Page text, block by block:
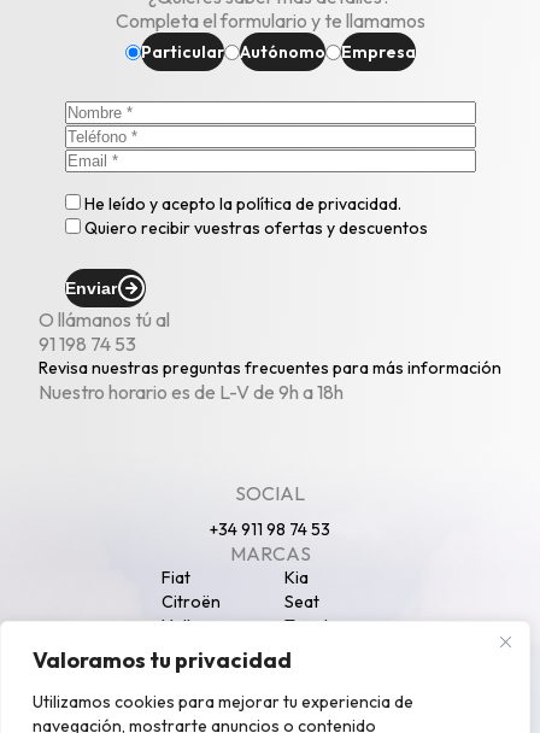
Valoramos tu privacidad
Utilizamos cookies para mejorar tu experiencia de
navegación, mostrarte anuncios o contenido
Completa el formulario y te llamamos
Particular Autónomo Empresa
He leído y acepto lapolítica de privacidad.
Quiero recibir vuestras ofertas y descuentos
Enviar
O llámanos tú al
91 198 74 53
Revisa nuestras preguntas frecuentes para más información
Nuestro horario es de L-V de 9h a 18h
SOCIAL
+34 911 98 74 53
MARCAS
Fiat
Kia
Citroën
Seat
Volkswagen
Toyota
Peugeot
Opel
Nissan
Jeep
SECCIONES
Particulares Autónomos